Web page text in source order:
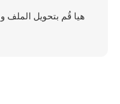
هيا قُم بتحويل